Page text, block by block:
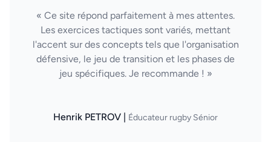
« Ce site répond parfaitement à mes attentes.
Les exercices tactiques sont variés, mettant
l'accent sur des concepts tels que l'organisation
défensive, le jeu de transition et les phases de
jeu spécifiques. Je recommande ! »
Henrik PETROV | Éducateur rugby Sénior